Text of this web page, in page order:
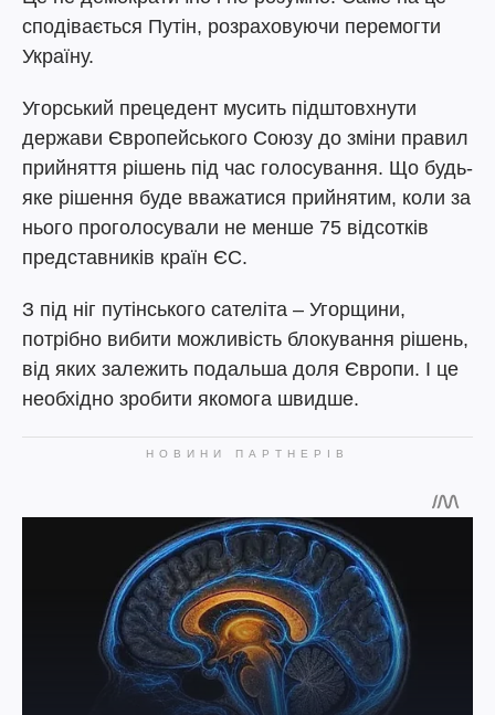
сподівається Путін, розраховуючи перемогти
Україну.
Угорський прецедент мусить підштовхнути
держави Європейського Союзу до зміни правил
прийняття рішень під час голосування. Що будь-
яке рішення буде вважатися прийнятим, коли за
нього проголосували не менше 75 відсотків
представників країн ЄС.
З під ніг путінського сателіта – Угорщини,
потрібно вибити можливість блокування рішень,
від яких залежить подальша доля Європи. І це
необхідно зробити якомога швидше.